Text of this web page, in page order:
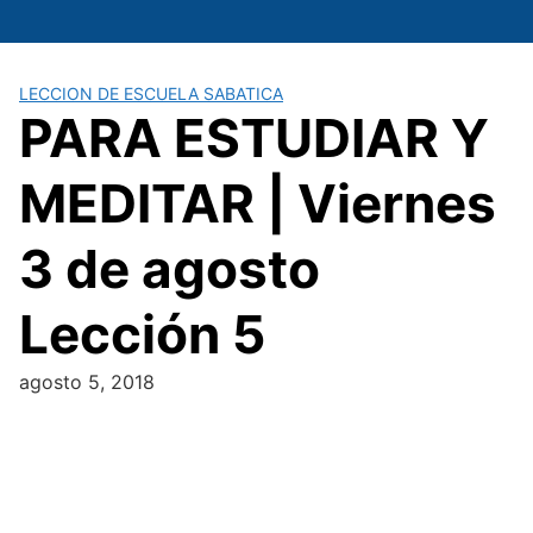
al
LECCION DE ESCUELA SABATICA
PARA ESTUDIAR Y
MEDITAR | Viernes
3 de agosto
Lección 5
agosto 5, 2018